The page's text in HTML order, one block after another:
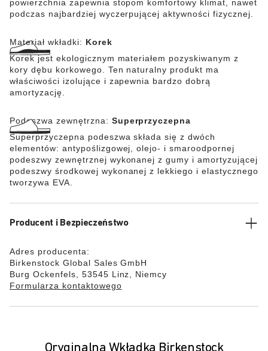
powierzchnia zapewnia stopom komfortowy klimat, nawet
podczas najbardziej wyczerpującej aktywności fizycznej.
Materiał wkładki: Korek
Korek jest ekologicznym materiałem pozyskiwanym z
kory dębu korkowego. Ten naturalny produkt ma
właściwości izolujące i zapewnia bardzo dobrą
amortyzację.
Podeszwa zewnętrzna: Superprzyczepna
Superprzyczepna podeszwa składa się z dwóch
elementów: antypoślizgowej, olejo- i smaroodpornej
podeszwy zewnętrznej wykonanej z gumy i amortyzującej
podeszwy środkowej wykonanej z lekkiego i elastycznego
tworzywa EVA.
Producent i Bezpieczeństwo
Adres producenta:
Birkenstock Global Sales GmbH
Burg Ockenfels, 53545 Linz, Niemcy
Formularza kontaktowego